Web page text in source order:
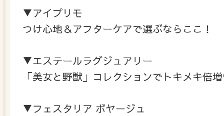
▼アイプリモ
つけ心地＆アフターケアで選ぶならここ！
▼エステールラグジュアリー
「美女と野獣」コレクションでトキメキ倍
▼フェスタリア ボヤージュ